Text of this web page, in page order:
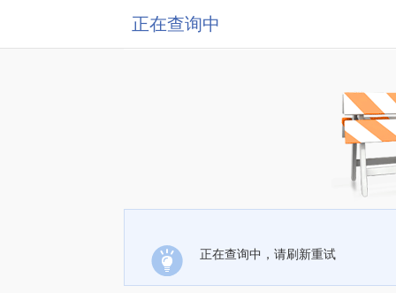
正在查询中
正在查询中，请刷新重试